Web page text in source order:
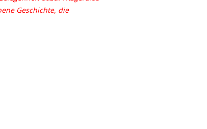
Geschichte, die